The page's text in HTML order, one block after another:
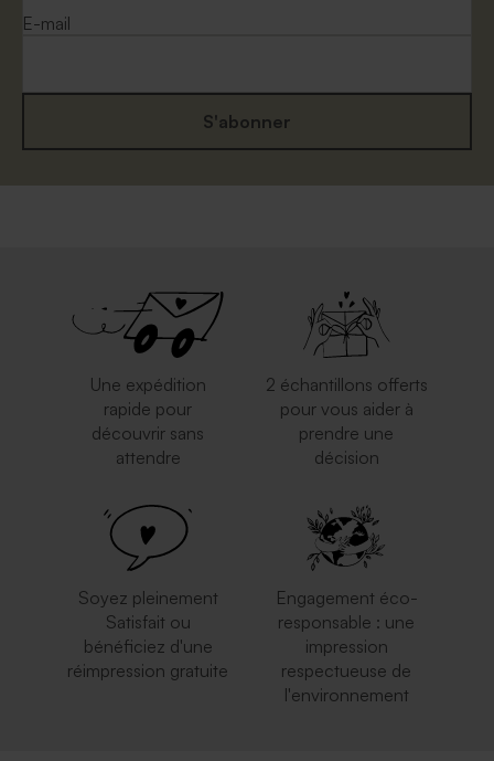
E-mail
S'abonner
Une expédition
rapide pour
découvrir sans
attendre
2 échantillons offerts
pour vous aider à
prendre une
décision
Soyez pleinement
Satisfait ou
bénéficiez d'une
réimpression gratuite
Engagement éco-
responsable : une
impression
respectueuse de
l'environnement